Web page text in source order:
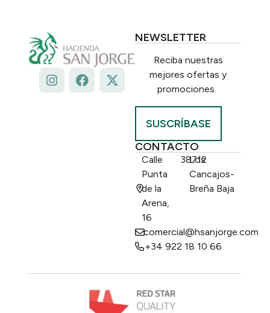
NEWSLETTER
Reciba nuestras
mejores ofertas y
promociones.
SUSCRÍBASE
CONTACTO
Calle
Punta
de la
Arena,
16
38712
Los
Cancajos-
Breña Baja
comercial@hsanjorge.com
+34 922 18 10 66